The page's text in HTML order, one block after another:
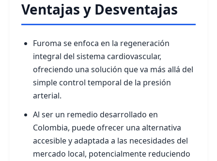
Ventajas y Desventajas
Furoma se enfoca en la regeneración
integral del sistema cardiovascular,
ofreciendo una solución que va más allá del
simple control temporal de la presión
arterial.
Al ser un remedio desarrollado en
Colombia, puede ofrecer una alternativa
accesible y adaptada a las necesidades del
mercado local, potencialmente reduciendo